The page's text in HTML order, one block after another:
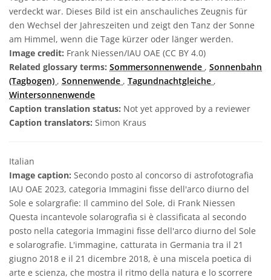
verdeckt war. Dieses Bild ist ein anschauliches Zeugnis für
den Wechsel der Jahreszeiten und zeigt den Tanz der Sonne
am Himmel, wenn die Tage kürzer oder länger werden.
Image credit: Frank Niessen/IAU OAE (CC BY 4.0)
Related glossary terms: Sommersonnenwende , Sonnenbahn
(Tagbogen) , Sonnenwende , Tagundnachtgleiche ,
Wintersonnenwende
Caption translation status: Not yet approved by a reviewer
Caption translators: Simon Kraus
Italian
Image caption: Secondo posto al concorso di astrofotografia
IAU OAE 2023, categoria Immagini fisse dell'arco diurno del
Sole e solargrafie: Il cammino del Sole, di Frank Niessen
Questa incantevole solarografia si è classificata al secondo
posto nella categoria Immagini fisse dell'arco diurno del Sole
e solarografie. L'immagine, catturata in Germania tra il 21
giugno 2018 e il 21 dicembre 2018, è una miscela poetica di
arte e scienza, che mostra il ritmo della natura e lo scorrere